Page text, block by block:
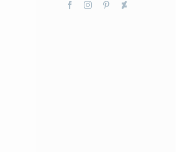
FacebookInstagram
Pinterest